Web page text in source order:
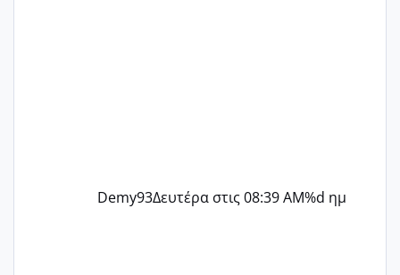
Demy93Δευτέρα στις 08:39 AM%d ημ